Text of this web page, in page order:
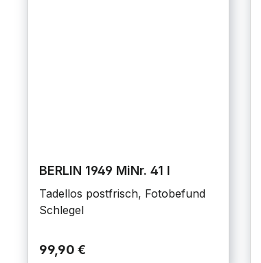
BERLIN 1949 MiNr. 41 I
Tadellos postfrisch, Fotobefund
Schlegel
99,90 €